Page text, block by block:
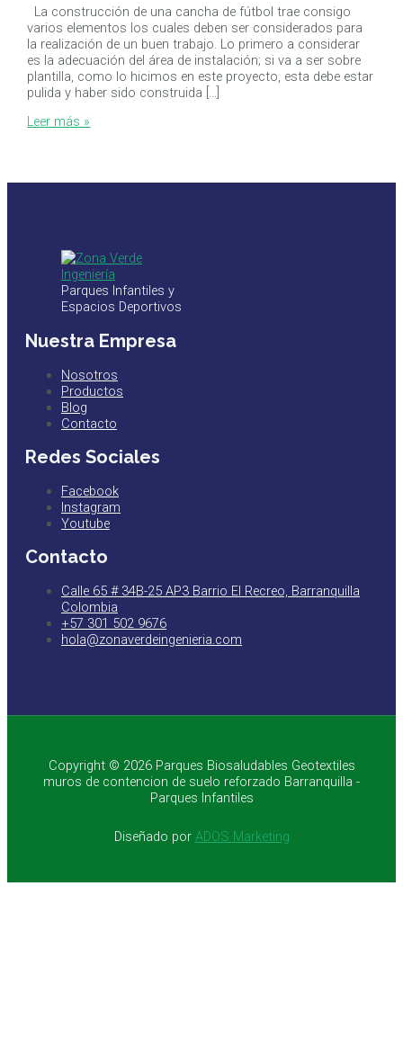
La construcción de una cancha de fútbol trae consigo
varios elementos los cuales deben ser considerados para
la realización de un buen trabajo. Lo primero a considerar
es la adecuación del área de instalación; si va a ser sobre
plantilla, como lo hicimos en este proyecto, esta debe estar
pulida y haber sido construida […]
Leer más »
Parques Infantiles y
Espacios Deportivos
Nuestra Empresa
Nosotros
Productos
Blog
Contacto
Redes Sociales
Facebook
Instagram
Youtube
Contacto
Calle 65 # 34B-25 AP3 Barrio El Recreo, Barranquilla
Colombia
+57 301 502 9676
hola@zonaverdeingenieria.com
Copyright © 2026 Parques Biosaludables Geotextiles
muros de contencion de suelo reforzado Barranquilla -
Parques Infantiles
Diseñado por ADOS Marketing